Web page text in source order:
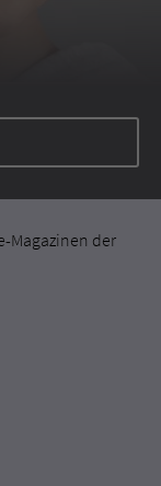
Magazinen der